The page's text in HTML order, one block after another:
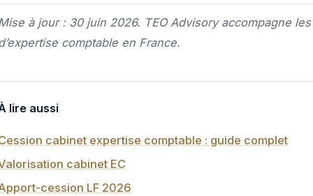
à jour : 30 juin 2026. TEO Advisory accompagne
comptable en France.
lire aussi
cabinet expertise comptable : guide complet
cabinet EC
cession LF 2026